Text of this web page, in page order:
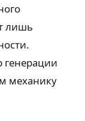
лишь
генерации
механику